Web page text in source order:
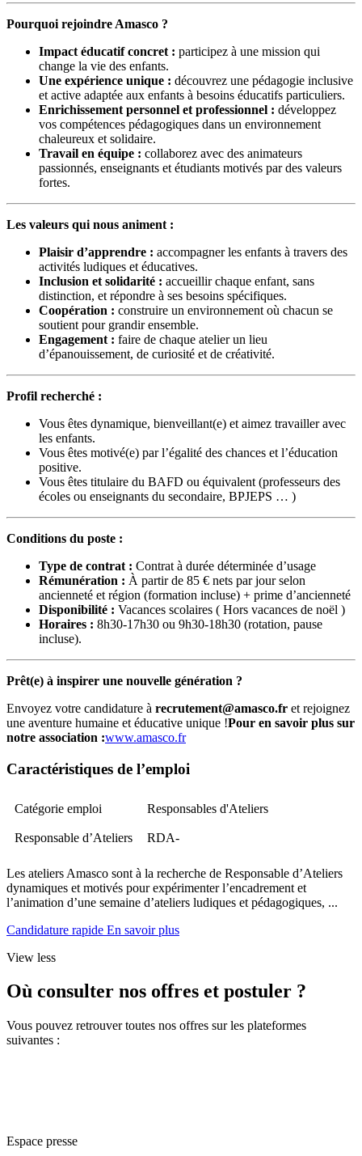
Pourquoi rejoindre Amasco ?
Impact éducatif concret : participez à une mission qui
change la vie des enfants.
Une expérience unique : découvrez une pédagogie inclusive
et active adaptée aux enfants à besoins éducatifs particuliers.
Enrichissement personnel et professionnel : développez
vos compétences pédagogiques dans un environnement
chaleureux et solidaire.
Travail en équipe : collaborez avec des animateurs
passionnés, enseignants et étudiants motivés par des valeurs
fortes.
Les valeurs qui nous animent :
Plaisir d’apprendre : accompagner les enfants à travers des
activités ludiques et éducatives.
Inclusion et solidarité : accueillir chaque enfant, sans
distinction, et répondre à ses besoins spécifiques.
Coopération : construire un environnement où chacun se
soutient pour grandir ensemble.
Engagement : faire de chaque atelier un lieu
d’épanouissement, de curiosité et de créativité.
Profil recherché :
Vous êtes dynamique, bienveillant(e) et aimez travailler avec
les enfants.
Vous êtes motivé(e) par l’égalité des chances et l’éducation
positive.
Vous êtes titulaire du BAFD ou équivalent (professeurs des
écoles ou enseignants du secondaire, BPJEPS … )
Conditions du poste :
Type de contrat : Contrat à durée déterminée d’usage
Rémunération : À partir de 85 € nets par jour selon
ancienneté et région (formation incluse) + prime d’ancienneté
Disponibilité : Vacances scolaires ( Hors vacances de noël )
Horaires : 8h30-17h30 ou 9h30-18h30 (rotation, pause
incluse).
Prêt(e) à inspirer une nouvelle génération ?
Envoyez votre candidature à recrutement@amasco.fr et rejoignez
une aventure humaine et éducative unique !Pour en savoir plus sur
notre association :www.amasco.fr
Caractéristiques de l’emploi
Catégorie emploi Responsables d'Ateliers
Responsable d’Ateliers RDA-
Les ateliers Amasco sont à la recherche de Responsable d’Ateliers
dynamiques et motivés pour expérimenter l’encadrement et
l’animation d’une semaine d’ateliers ludiques et pédagogiques, ...
Candidature rapide En savoir plus
View less
Où consulter nos offres et postuler ?
Vous pouvez retrouver toutes nos offres sur les plateformes
suivantes :
Espace presse